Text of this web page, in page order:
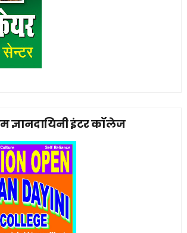
ज्ञानदायिनी इंटर कॉलेज